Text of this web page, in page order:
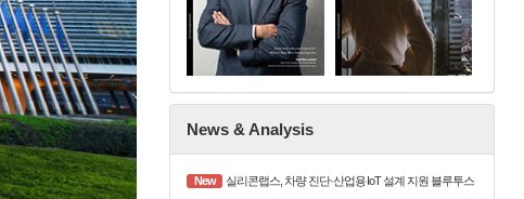
News & Analysis
New 실리콘랩스, 차량 진단·산업용 IoT 설계 지원 블루투스